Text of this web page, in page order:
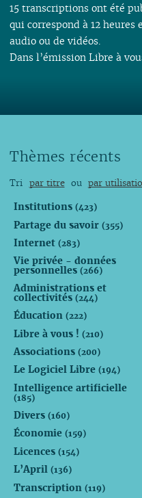
15 transcriptions ont été
qui correspond à 12
audio ou de vidéos.
Dans l’émission Libre à
Thèmes récents
Tri par titre ou par
Institutions (423)
Partage du savoir (355)
Internet (283)
Vie privée - données
personnelles (266)
Administrations et
collectivités (244)
Éducation (222)
Libre à vous ! (210)
Associations (200)
Le Logiciel Libre (194)
Intelligence artificielle
(185)
Divers (160)
Économie (159)
Licences (154)
L’April (136)
Transcription (119)